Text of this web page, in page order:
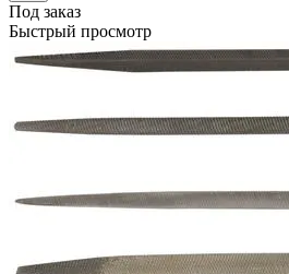
Под заказ
Быстрый просмотр